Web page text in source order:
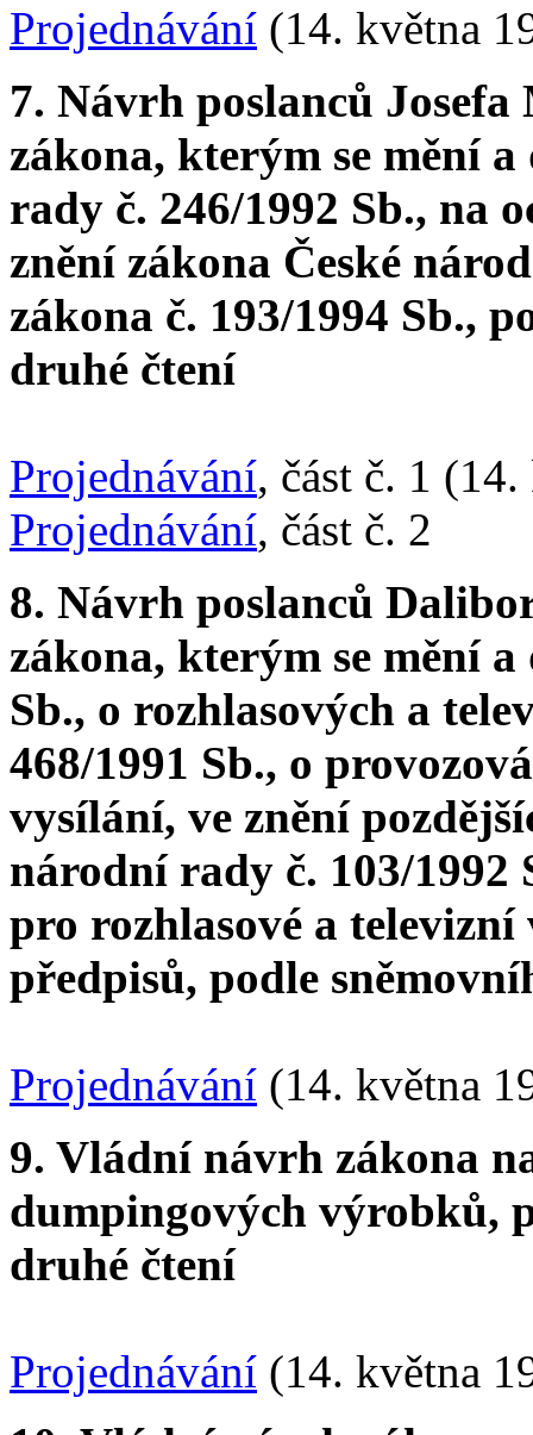
Projednávání (14. května
7. Návrh poslanců
zákona, kterým se mění
rady č. 246/1992 Sb., na
znění zákona České
zákona č. 193/1994 Sb.,
druhé čtení
Projednávání, část č. 1
Projednávání, část č. 2
8. Návrh poslanců
zákona, kterým se mění
Sb., o rozhlasových a
468/1991 Sb., o
vysílání, ve znění
národní rady č. 103/1992
pro rozhlasové a
předpisů, podle
Projednávání (14. května
9. Vládní návrh zákona
dumpingových výrobků,
druhé čtení
Projednávání (14. května